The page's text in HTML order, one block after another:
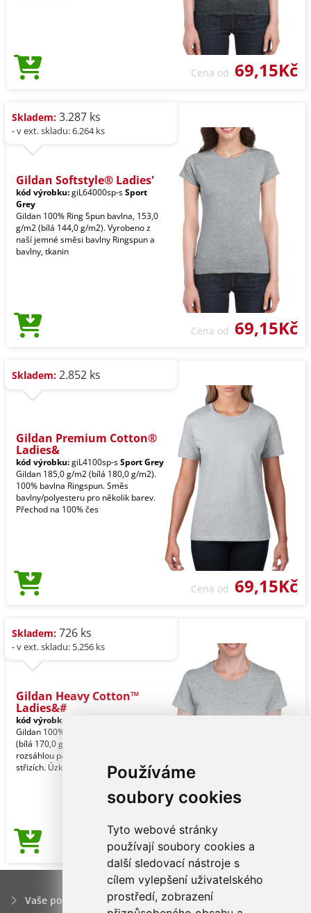
Používáme
soubory cookies
Tyto webové stránky
používají soubory cookies a
další sledovací nástroje s
cílem vylepšení uživatelského
prostředí, zobrazení
Cena od 69,15Kč
Skladem: 3.287 ks
- v ext. skladu: 6.264 ks
Gildan Softstyle® Ladies'
kód výrobku:giL64000sp-sSport
Grey
Gildan 100% Ring Spun bavlna, 153,0
g/m2 (bílá 144,0 g/m2). Vyrobeno z
naší jemné směsi bavlny Ringspun a
bavlny, tkanin
Cena od 69,15Kč
Skladem: 2.852 ks
Gildan Premium Cotton®
Ladies&
kód výrobku:giL4100sp-sSport Grey
Gildan 185,0 g/m2 (bílá 180,0 g/m2).
100% bavlna Ringspun. Směs
bavlny/polyesteru pro několik barev.
Přechod na 100% čes
Cena od 69,15Kč
Skladem: 726 ks
- v ext. skladu: 5.256 ks
Gildan Heavy Cotton™
Ladies&#
kód výrobku:
Gildan 100% U.S. bavlna, 180,0 g/m2
(bílá 170,0 g/m2). Heavy Blend nabízí
rozsáhlou paletu barev v různých
střizích. Úzk
Cena od69,50Kč
Vaše poptávka